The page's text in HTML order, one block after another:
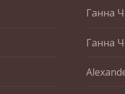
Ганна
Ганна